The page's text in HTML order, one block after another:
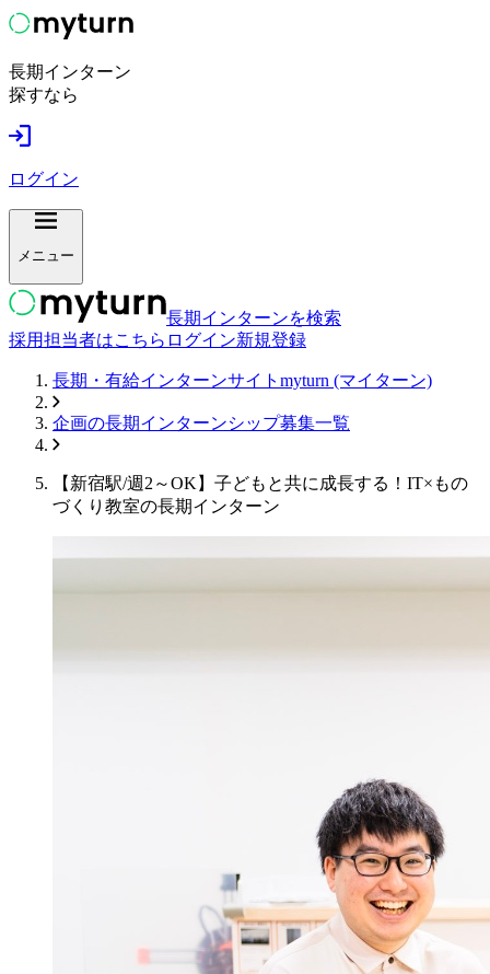
長期インターン
探すなら
ログイン
メニュー
長期インターンを検索
採用担当者はこちら ログイン新規登録
長期・有給インターンサイトmyturn (マイターン)
企画の長期インターンシップ募集一覧
【新宿駅/週2～OK】子どもと共に成長する！IT×もの
づくり教室の長期インターン